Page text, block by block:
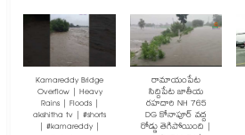
Kamareddy Bridge
Overflow | Heavy
Rains | Floods |
akshitha tv | #shorts
| #kamareddy |
రామాయంపేట
సిద్దిపేట జాతీయ
రహదారి NH 765
DG కోనాపూర్ వద్ద
రోడ్డు తెగిపోయింది |